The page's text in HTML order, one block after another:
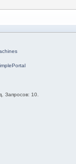
Запросов: 10.